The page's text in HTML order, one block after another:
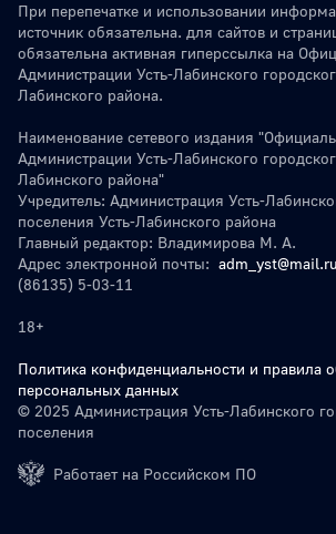
При перепечатке и использовании
источник обязательна. для сайтов и
обязательна активная гиперссылка на
Администрации Усть-Лабинского
Лабинского района.
Наименование сетевого издания
Администрации Усть-Лабинского
Лабинского района"
Учредитель: Администрация Усть-
поселения Усть-Лабинского района
Главный редактор: Владимирова М. А.
Адрес электронной почты: adm_yst@mail.ru
(86135) 5-03-11
18+
Политика конфиденциальности и правила
персональных данных
© 2025 Администрация Усть-Лабинского
поселения
Работает на Российском ПО